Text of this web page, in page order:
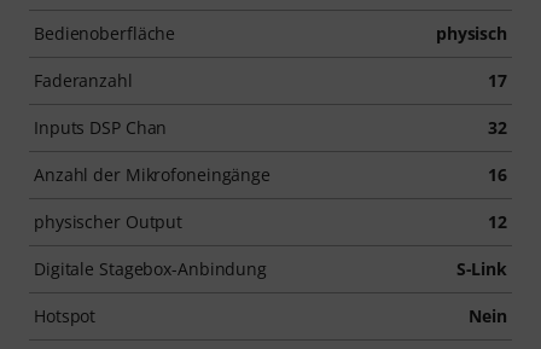
Bedienoberfläche physisch
Faderanzahl 17
Inputs DSP Chan 32
Anzahl der Mikrofoneingänge 16
physischer Output 12
Digitale Stagebox-Anbindung S-Link
Hotspot Nein